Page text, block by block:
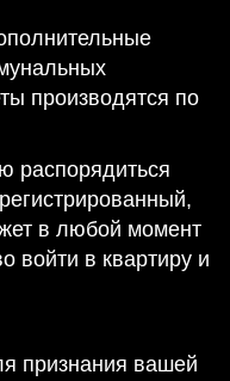
производятся по
распорядиться
в любой момент
войти в квартиру и
признания вашей